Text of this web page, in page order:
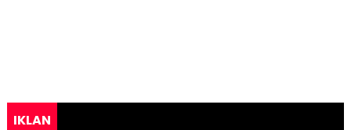
IKLAN